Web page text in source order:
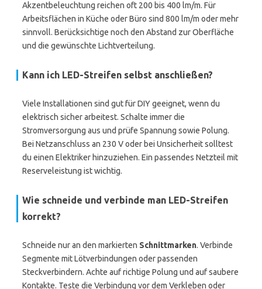
Akzentbeleuchtung reichen oft 200 bis 400 lm/m. Für
Arbeitsflächen in Küche oder Büro sind 800 lm/m oder mehr
sinnvoll. Berücksichtige noch den Abstand zur Oberfläche
und die gewünschte Lichtverteilung.
Kann ich LED-Streifen selbst anschließen?
Viele Installationen sind gut für DIY geeignet, wenn du
elektrisch sicher arbeitest. Schalte immer die
Stromversorgung aus und prüfe Spannung sowie Polung.
Bei Netzanschluss an 230 V oder bei Unsicherheit solltest
du einen Elektriker hinzuziehen. Ein passendes Netzteil mit
Reserveleistung ist wichtig.
Wie schneide und verbinde man LED-Streifen
korrekt?
Schneide nur an den markierten Schnittmarken. Verbinde
Segmente mit Lötverbindungen oder passenden
Steckverbindern. Achte auf richtige Polung und auf saubere
Kontakte. Teste die Verbindung vor dem Verkleben oder